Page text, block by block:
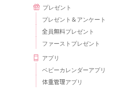
プレゼント
プレゼント＆アンケート
全員無料プレゼント
ファーストプレゼント
アプリ
ベビーカレンダーアプリ
体重管理アプリ